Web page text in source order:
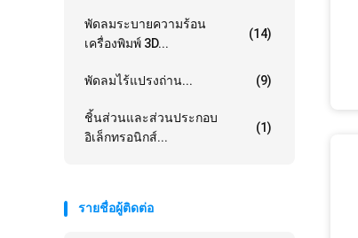
พัดลมระบายความร้อน
เครื่องพิมพ์ 3D...
(14)
พัดลมไร้แปรงถ่าน... (9)
ชิ้นส่วนและส่วนประกอบ
อิเล็กทรอนิกส์...
(1)
รายชื่อผู้ติดต่อ